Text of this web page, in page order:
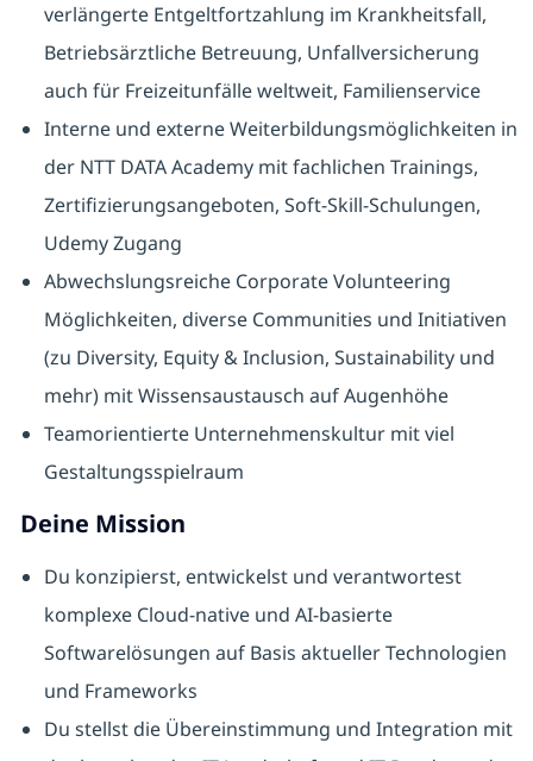
verlängerte Entgeltfortzahlung im Krankheitsfall,
Betriebsärztliche Betreuung, Unfallversicherung
auch für Freizeitunfälle weltweit, Familienservice
Interne und externe Weiterbildungsmöglichkeiten in
der NTT DATA Academy mit fachlichen Trainings,
Zertifizierungsangeboten, Soft-Skill-Schulungen,
Udemy Zugang
Abwechslungsreiche Corporate Volunteering
Möglichkeiten, diverse Communities und Initiativen
(zu Diversity, Equity & Inclusion, Sustainability und
mehr) mit Wissensaustausch auf Augenhöhe
Teamorientierte Unternehmenskultur mit viel
Gestaltungsspielraum
Deine Mission
Du konzipierst, entwickelst und verantwortest
komplexe Cloud-native und AI-basierte
Softwarelösungen auf Basis aktueller Technologien
und Frameworks
Du stellst die Übereinstimmung und Integration mit